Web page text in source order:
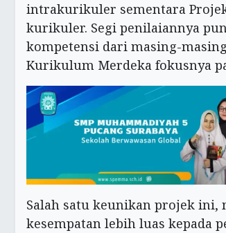
intrakurikuler sementara
kurikuler. Segi penilaiannya
kompetensi dari masing-
Kurikulum Merdeka fokusnya
Salah satu keunikan projek
kesempatan lebih luas kepada